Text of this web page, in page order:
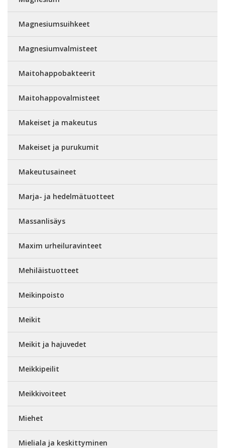
Magnesiumsuihkeet
Magnesiumvalmisteet
Maitohappobakteerit
Maitohappovalmisteet
Makeiset ja makeutus
Makeiset ja purukumit
Makeutusaineet
Marja- ja hedelmätuotteet
Massanlisäys
Maxim urheiluravinteet
Mehiläistuotteet
Meikinpoisto
Meikit
Meikit ja hajuvedet
Meikkipeilit
Meikkivoiteet
Miehet
Mieliala ja keskittyminen